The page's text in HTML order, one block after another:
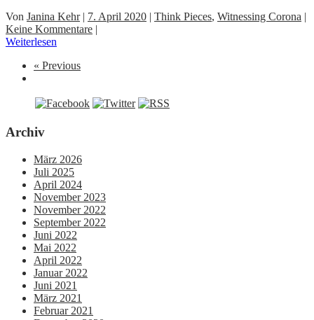
Von Janina Kehr| 7. April 2020 Think Pieces, Witnessing Corona
Keine Kommentare
Weiterlesen
« Previous
Archiv
März 2026
Juli 2025
April 2024
November 2023
November 2022
September 2022
Juni 2022
Mai 2022
April 2022
Januar 2022
Juni 2021
März 2021
Februar 2021